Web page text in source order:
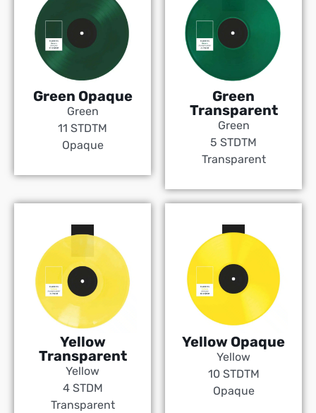
Green Opaque
Green
11 STDTM
Opaque
Green
Transparent
Green
5 STDTM
Transparent
Yellow
Transparent
Yellow
4 STDM
Transparent
Yellow Opaque
Yellow
10 STDTM
Opaque